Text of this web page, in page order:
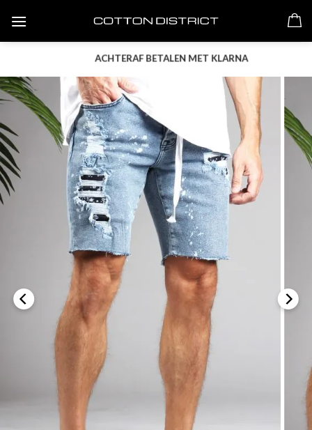
content
ACHTERAF BETALEN MET KLARNA